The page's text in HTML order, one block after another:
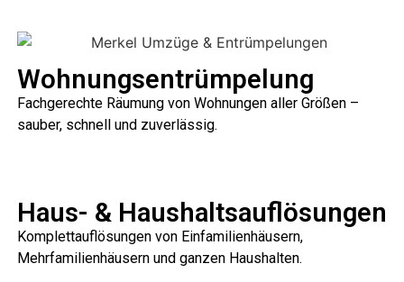
Wohnungsentrümpelung
Fachgerechte Räumung von Wohnungen aller Größen –
sauber, schnell und zuverlässig.
Haus- & Haushaltsauflösungen
Komplettauflösungen von Einfamilienhäusern,
Mehrfamilienhäusern und ganzen Haushalten.